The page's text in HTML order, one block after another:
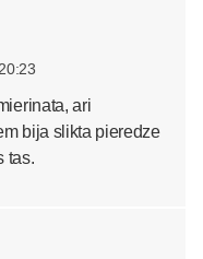
ari
bija slikta pieredze
tas.